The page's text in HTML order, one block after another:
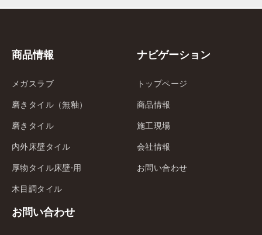
商品情報
メガスラブ
磨きタイル（無釉）
磨きタイル
内外床壁タイル
厚物タイル床壁·用
木目調タイル
ナビゲーション
トップページ
商品情報
施工現場
会社情報
お問い合わせ
お問い合わせ